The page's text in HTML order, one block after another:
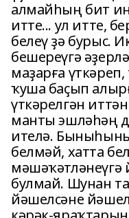
алмайһың бит
итте... ул итте,
белеү ҙә бурыс.
бешереүгә
маҙарға
ҡуша баҫып
үткәрелгән
манты эшләһәң
ителә.
белмәй, хатта
мәшәҡәтләнеүгә
булмай. Шунан
йәшелсәне